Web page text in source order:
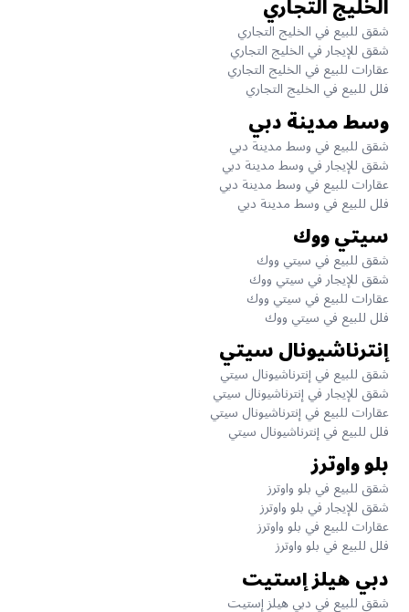
الخليج التجاري
شقق للبيع في الخليج التجاري
شقق للإيجار في الخليج التجاري
عقارات للبيع في الخليج التجاري
فلل للبيع في الخليج التجاري
وسط مدينة دبي
شقق للبيع في وسط مدينة دبي
شقق للإيجار في وسط مدينة دبي
عقارات للبيع في وسط مدينة دبي
فلل للبيع في وسط مدينة دبي
سيتي ووك
شقق للبيع في سيتي ووك
شقق للإيجار في سيتي ووك
عقارات للبيع في سيتي ووك
فلل للبيع في سيتي ووك
إنترناشيونال سيتي
شقق للبيع في إنترناشيونال سيتي
شقق للإيجار في إنترناشيونال سيتي
عقارات للبيع في إنترناشيونال سيتي
فلل للبيع في إنترناشيونال سيتي
بلو واوترز
شقق للبيع في بلو واوترز
شقق للإيجار في بلو واوترز
عقارات للبيع في بلو واوترز
فلل للبيع في بلو واوترز
دبي هيلز إستيت
شقق للبيع في دبي هيلز إستيت